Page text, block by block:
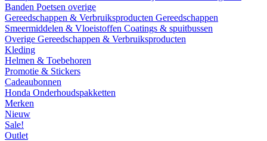
Banden Poetsen overige
Gereedschappen & Verbruiksproducten Gereedschappen
Smeermiddelen & Vloeistoffen Coatings & spuitbussen
Overige Gereedschappen & Verbruiksproducten
Kleding
Helmen & Toebehoren
Promotie & Stickers
Cadeaubonnen
Honda Onderhoudspakketten
Merken
Nieuw
Sale!
Outlet